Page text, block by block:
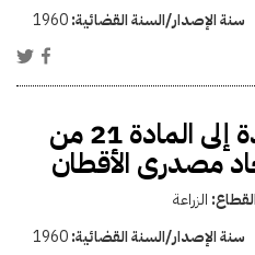
سنة الإصدار/السنة القضائية:1960
إضافة فقرة جديدة إلى المادة 21 من
مصدرى الأقطان
الزراعة
سنة الإصدار/السنة القضائية:1960